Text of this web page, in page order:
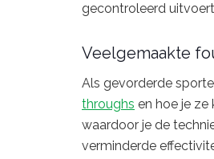
gecontroleerd
Veelgemaakte
Als gevorderde
throughs en hoe je
waardoor je de
verminderde